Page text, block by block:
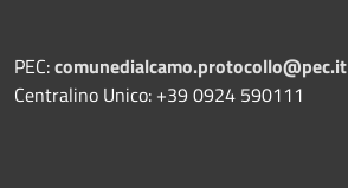
PEC:comunedialcamo.protocollo@pec.it
Centralino Unico: +39 0924 590111